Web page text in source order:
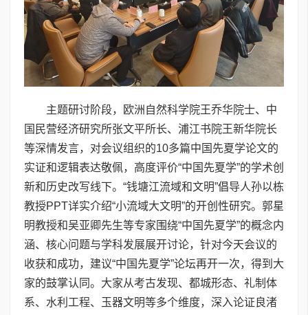
主题研讨阶段，欧洲自然科学院王乔华院士、中
国民营经济研究所张文平所长、浦江书院王新华院长
等深情发言，对会议组织的10多篇中国先夏学论文的
实证和逻辑表达敬佩，高度评价“中国先夏学”的学术创
新和历史改写线下。“钱塘江流域和文明”倡导人孙以栋
教授PPT详实介绍“小流域大文明”的开创性研究。郭星
明教授和吴亚卿先生等专家围绕“中国先夏学”的概念内
涵、核心问题与学科发展展开讨论，针对今天会议的
收获和成功，建议“中国先夏学”论坛再开一次，得到大
家的鼓掌认同。大家从考古发现、都城形态、礼制体
系、水利工程、玉器文明等多个维度，深入论证良渚